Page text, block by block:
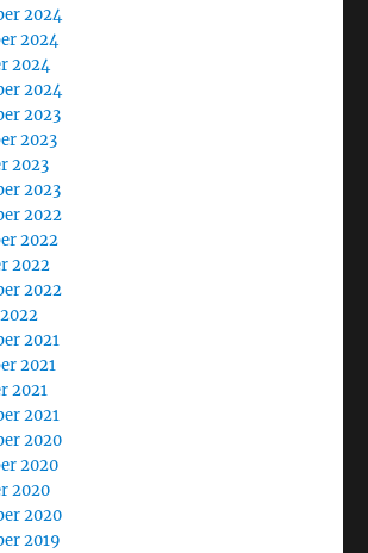
2024
2024
2024
2024
2023
2023
2023
2023
2022
2022
2022
2022
2021
2021
2021
2021
2020
2020
2020
2020
2019